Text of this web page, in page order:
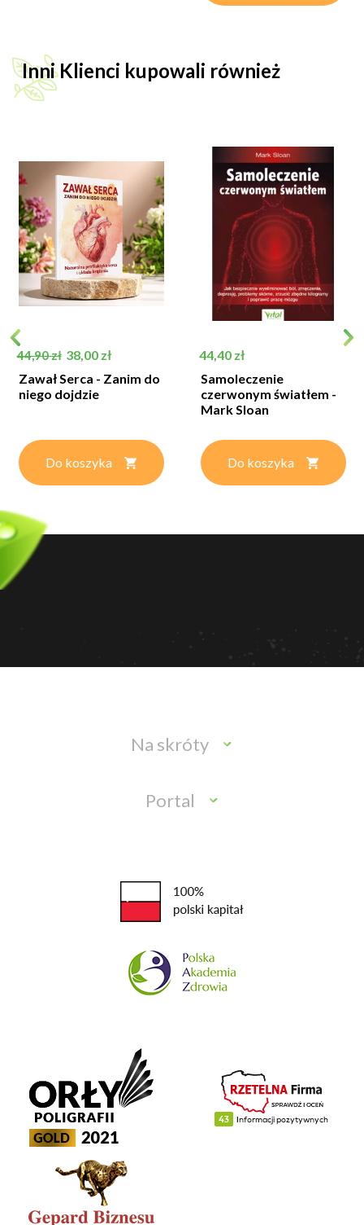
Inni Klienci kupowali również
Cena podstawowa
44,90 zł Cena
38,00 zł
Zawał Serca - Zanim do
niego dojdzie
Do koszyka
Cena
44,40 zł
Samoleczenie
czerwonym światłem -
Mark Sloan
Do koszyka
Na skróty
Portal